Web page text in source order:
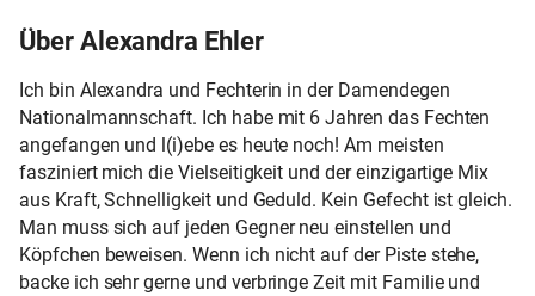
Über Alexandra Ehler
Ich bin Alexandra und Fechterin in der Damendegen
Nationalmannschaft. Ich habe mit 6 Jahren das Fechten
angefangen und l(i)ebe es heute noch! Am meisten
fasziniert mich die Vielseitigkeit und der einzigartige Mix
aus Kraft, Schnelligkeit und Geduld. Kein Gefecht ist gleich.
Man muss sich auf jeden Gegner neu einstellen und
Köpfchen beweisen. Wenn ich nicht auf der Piste stehe,
backe ich sehr gerne und verbringe Zeit mit Familie und